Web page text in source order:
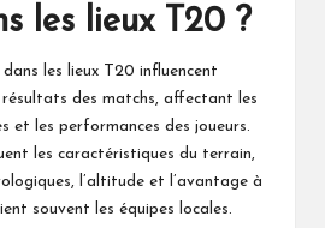
les lieux T20 ?
les lieux T20 influencent
des matchs, affectant les
et les performances des joueurs.
les caractéristiques du terrain,
l’altitude et l’avantage à
souvent les équipes locales.